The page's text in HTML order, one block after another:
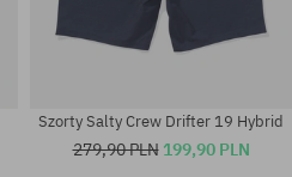
Szorty Salty Crew Drifter 19 Hybrid
279,90 PLN 199,90 PLN